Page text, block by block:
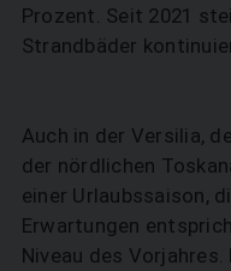
Prozent. Seit 2021
Strandbäder
Auch in der Versilia,
der nördlichen
einer Urlaubssaison,
Erwartungen
Niveau des